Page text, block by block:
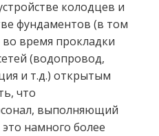
колодцев и
фундаментов (в том
во время прокладки
(водопровод,
и т.д.) открытым
что
выполняющий
намного более